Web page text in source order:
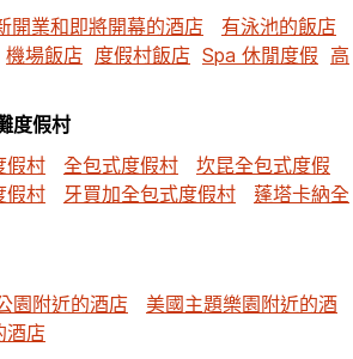
開業和即將開幕的酒店
有泳池的飯店
機場飯店 度假村飯店 Spa 休閒度假 高
度假村
假村 全包式度假村
坎昆全包式度假
假村 牙買加全包式度假村
蓬塔卡納全
園附近的酒店
美國主題樂園附近的酒
酒店